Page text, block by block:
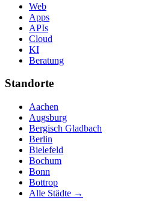
Web
Apps
APIs
Cloud
KI
Beratung
Standorte
Aachen
Augsburg
Bergisch Gladbach
Berlin
Bielefeld
Bochum
Bonn
Bottrop
Alle Städte →